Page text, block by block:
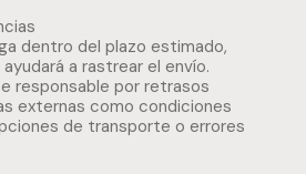
dentro del plazo estimado,
a rastrear el envío.
responsable por retrasos
externas como condiciones
de transporte o errores